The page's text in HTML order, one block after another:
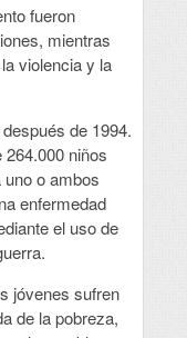
fueron
mientras
violencia y la
de 1994.
niños
o ambos
enfermedad
el uso de
jóvenes sufren
de la pobreza,